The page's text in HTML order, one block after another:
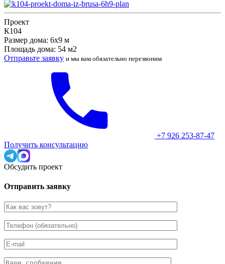
Проект
К104
Размер дома: 6х9 м
Площадь дома: 54 м2
Отправьте заявку и мы вам обязательно перезвоним
+7 926 253-87-47
Получить консультацию
Обсудить проект
Отправить заявку